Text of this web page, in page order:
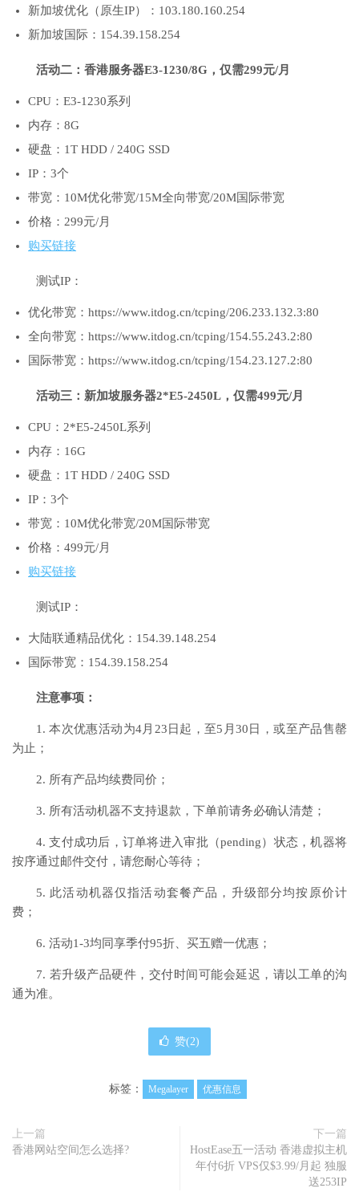
新加坡优化（原生IP）：103.180.160.254
新加坡国际：154.39.158.254
活动二：香港服务器E3-1230/8G，仅需299元/月
CPU：E3-1230系列
内存：8G
硬盘：1T HDD / 240G SSD
IP：3个
带宽：10M优化带宽/15M全向带宽/20M国际带宽
价格：299元/月
购买链接
测试IP：
优化带宽：https://www.itdog.cn/tcping/206.233.132.3:80
全向带宽：https://www.itdog.cn/tcping/154.55.243.2:80
国际带宽：https://www.itdog.cn/tcping/154.23.127.2:80
活动三：新加坡服务器2*E5-2450L，仅需499元/月
CPU：2*E5-2450L系列
内存：16G
硬盘：1T HDD / 240G SSD
IP：3个
带宽：10M优化带宽/20M国际带宽
价格：499元/月
购买链接
测试IP：
大陆联通精品优化：154.39.148.254
国际带宽：154.39.158.254
注意事项：
1. 本次优惠活动为4月23日起，至5月30日，或至产品售罄
为止；
2. 所有产品均续费同价；
3. 所有活动机器不支持退款，下单前请务必确认清楚；
4. 支付成功后，订单将进入审批（pending）状态，机器将
按序通过邮件交付，请您耐心等待；
5. 此活动机器仅指活动套餐产品，升级部分均按原价计
费；
6. 活动1-3均同享季付95折、买五赠一优惠；
7. 若升级产品硬件，交付时间可能会延迟，请以工单的沟
通为准。
赞(2)
标签： Megalayer 优惠信息
上一篇
香港网站空间怎么选择?
下一篇
HostEase五一活动 香港虚拟主机
年付6折 VPS仅$3.99/月起 独服
送253IP